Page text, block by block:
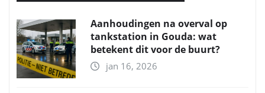
Aanhoudingen na overval op
tankstation in Gouda: wat
betekent dit voor de buurt?
jan 16, 2026